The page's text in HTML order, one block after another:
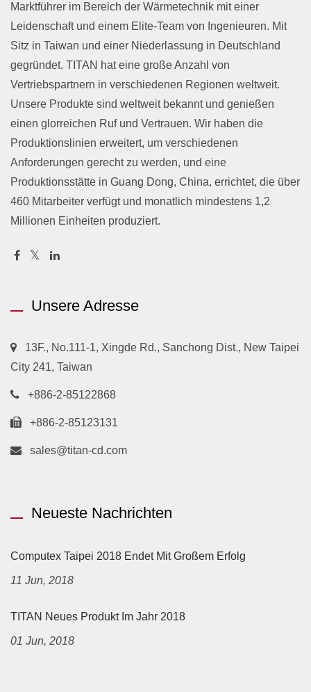
Marktführer im Bereich der Wärmetechnik mit einer
Leidenschaft und einem Elite-Team von Ingenieuren. Mit
Sitz in Taiwan und einer Niederlassung in Deutschland
gegründet. TITAN hat eine große Anzahl von
Vertriebspartnern in verschiedenen Regionen weltweit.
Unsere Produkte sind weltweit bekannt und genießen
einen glorreichen Ruf und Vertrauen. Wir haben die
Produktionslinien erweitert, um verschiedenen
Anforderungen gerecht zu werden, und eine
Produktionsstätte in Guang Dong, China, errichtet, die über
460 Mitarbeiter verfügt und monatlich mindestens 1,2
Millionen Einheiten produziert.
Unsere Adresse
13F., No.111-1, Xingde Rd., Sanchong Dist., New Taipei
City 241, Taiwan
+886-2-85122868
+886-2-85123131
sales@titan-cd.com
Neueste Nachrichten
Computex Taipei 2018 Endet Mit Großem Erfolg
11 Jun, 2018
TITAN Neues Produkt Im Jahr 2018
01 Jun, 2018